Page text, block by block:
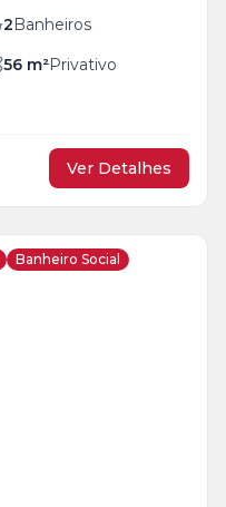
2Banheiros
56 m²Privativo
Ver Detalhes
Banheiro Social